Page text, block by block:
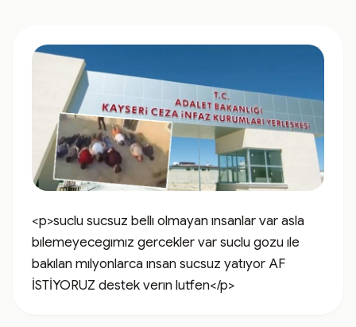
<p>suclu sucsuz bellı olmayan ınsanlar var asla
bılemeyecegımız gercekler var suclu gozu ıle
bakılan mılyonlarca ınsan sucsuz yatıyor AF
İSTİYORUZ destek verın lutfen</p>